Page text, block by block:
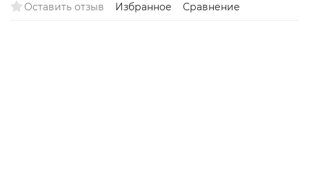
Оставить отзыв Избранное Сравнение